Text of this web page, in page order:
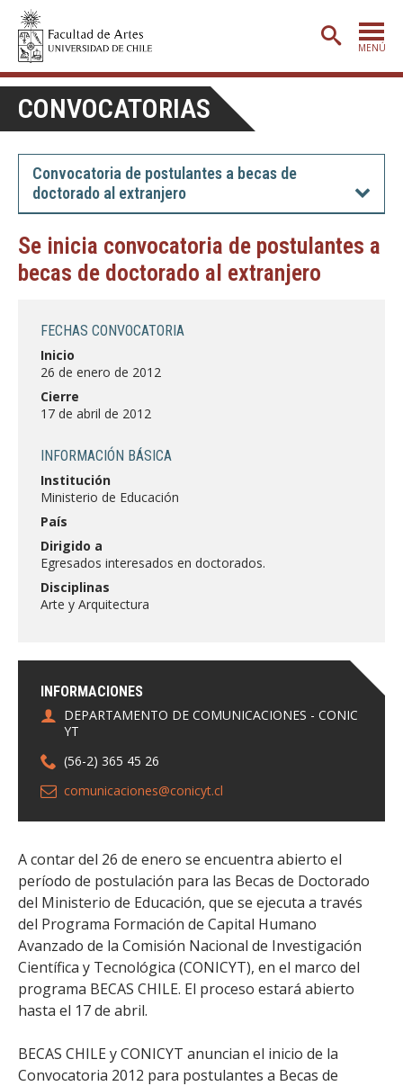
MENÚ
PORTADA
ADMISIÓN
ETAPA BÁSICA
CARRERAS
POSTGRADO
EXTENSIÓN
BIBLIOTECA
DEPARTAMENTOS
Estudiantes
Académicas/os
CONVOCATORIAS
Convocatoria de postulantes a becas de
doctorado al extranjero
Se inicia convocatoria de postulantes a
becas de doctorado al extranjero
INFORMACIONES
DEPARTAMENTO DE COMUNICACIONES - CONIC
YT
(56-2) 365 45 26
comunicaciones@conicyt.cl
FECHAS CONVOCATORIA
Inicio
26 de enero de 2012
Cierre
17 de abril de 2012
INFORMACIÓN BÁSICA
Institución
Ministerio de Educación
País
Dirigido a
Egresados interesados en doctorados.
Disciplinas
Arte y Arquitectura
A contar del 26 de enero se encuentra abierto el
período de postulación para las Becas de Doctorado
del Ministerio de Educación, que se ejecuta a través
del Programa Formación de Capital Humano
Avanzado de la Comisión Nacional de Investigación
Científica y Tecnológica (CONICYT), en el marco del
programa BECAS CHILE. El proceso estará abierto
hasta el 17 de abril.
BECAS CHILE y CONICYT anuncian el inicio de la
Convocatoria 2012 para postulantes a Becas de